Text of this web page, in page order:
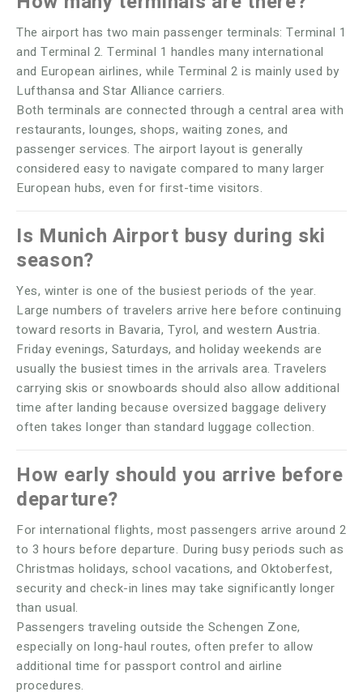
The airport has two main passenger terminals: Terminal 1
and Terminal 2. Terminal 1 handles many international
and European airlines, while Terminal 2 is mainly used by
Lufthansa and Star Alliance carriers.
Both terminals are connected through a central area with
restaurants, lounges, shops, waiting zones, and
passenger services. The airport layout is generally
considered easy to navigate compared to many larger
European hubs, even for first-time visitors.
Is Munich Airport busy during ski
season?
Yes, winter is one of the busiest periods of the year.
Large numbers of travelers arrive here before continuing
toward resorts in Bavaria, Tyrol, and western Austria.
Friday evenings, Saturdays, and holiday weekends are
usually the busiest times in the arrivals area. Travelers
carrying skis or snowboards should also allow additional
time after landing because oversized baggage delivery
often takes longer than standard luggage collection.
How early should you arrive before
departure?
For international flights, most passengers arrive around 2
to 3 hours before departure. During busy periods such as
Christmas holidays, school vacations, and Oktoberfest,
security and check-in lines may take significantly longer
than usual.
Passengers traveling outside the Schengen Zone,
especially on long-haul routes, often prefer to allow
additional time for passport control and airline
procedures.